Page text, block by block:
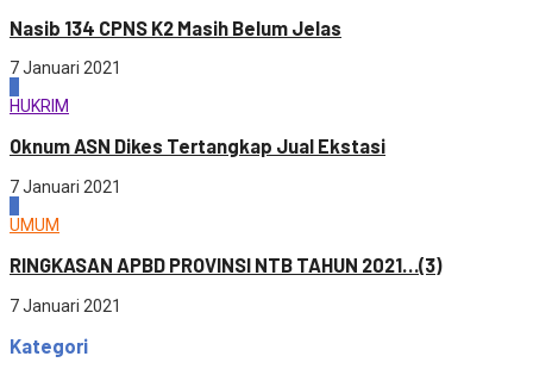
Nasib 134 CPNS K2 Masih Belum Jelas
7 Januari 2021
HUKRIM
Oknum ASN Dikes Tertangkap Jual Ekstasi
7 Januari 2021
UMUM
RINGKASAN APBD PROVINSI NTB TAHUN 2021…(3)
7 Januari 2021
Kategori